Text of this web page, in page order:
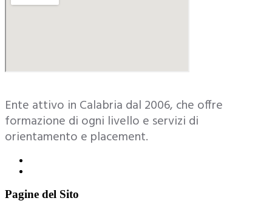
Ente attivo in Calabria dal 2006, che offre
formazione di ogni livello e servizi di
orientamento e placement.
Pagine del Sito